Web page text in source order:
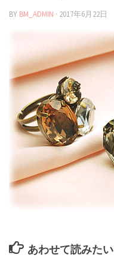
BY BM_ADMIN · 2017年6月22日
あわせて読みたい